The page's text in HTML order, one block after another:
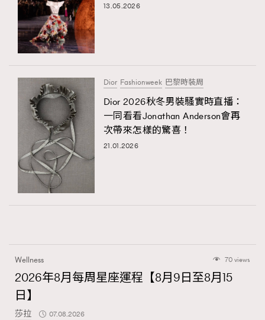
13.05.2026
Dior Fashionweek 巴黎時裝周
Dior 2026秋冬男裝騷實時直播：
一同看看Jonathan Anderson會再
次帶來怎樣的驚喜！
21.01.2026
Wellness 70 views
2026年8月每周星座運程【8月9日至8月15
日】
莎拉 07.08.2026